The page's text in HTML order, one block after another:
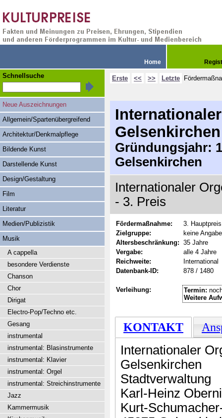
Home
Erste << >> Letzte
Gelsenkirchen
Gründungsjahr:
Gelsenkirchen
Internationaler
- 3. Preis
Fördermaßnahme:
3. Hauptpreis
Zielgruppe:
keine Angabe
Altersbeschränkung: 35 Jahre
Vergabe:
alle 4 Jahre
Reichweite:
International
Datenbank-ID:
878 / 1480
Verleihung: Termin:
Weitere
KONTAKT
Internationaler
Gelsenkirchen
Stadtverwaltung
Karl-Heinz
Kurt-
Schnellsuche
Neue Auszeichnungen
Allgemein/Spartenübergreifend
Architektur/Denkmalpflege
Bildende Kunst
Darstellende Kunst
Design/Gestaltung
Film
Literatur
Medien/Publizistik
Musik
A cappella
besondere Verdienste
Chanson
Chor
Dirigat
Electro-Pop/Techno etc.
Gesang
instrumental
instrumental: Blasinstrumente
instrumental: Klavier
instrumental: Orgel
instrumental: Streichinstrumente
Jazz
Kammermusik